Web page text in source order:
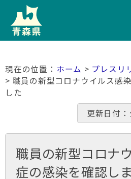
ホーム > プレスリ
> 職員の新型コロナウイルス感
した
更新日付
職員の新型コロナ
症の感染を確認し